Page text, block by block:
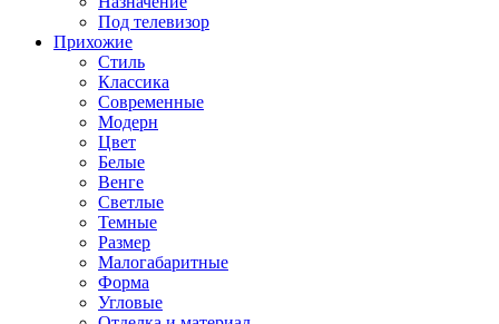
Под телевизор
Прихожие
Стиль
Классика
Современные
Модерн
Цвет
Белые
Венге
Светлые
Темные
Размер
Малогабаритные
Форма
Угловые